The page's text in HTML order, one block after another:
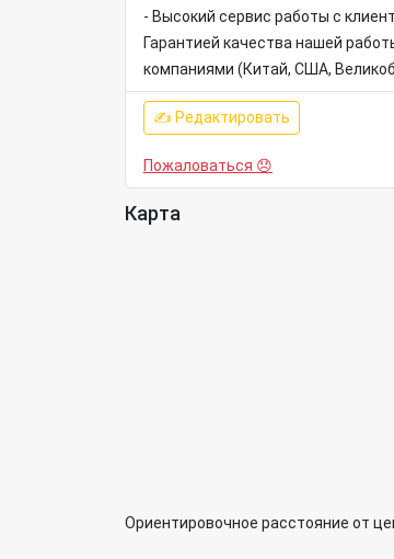
- Высокий сервис работы с
Гарантией качества нашей
компаниями (Китай, США,
✍ Редактировать
Пожаловаться 😞
Карта
Ориентировочное расстояние от